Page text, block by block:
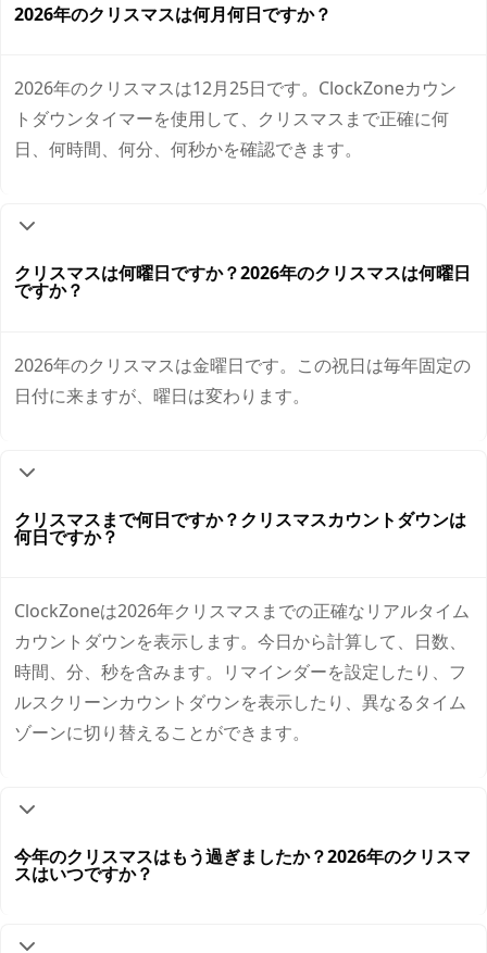
2026年のクリスマスは何月何日ですか？
2026年のクリスマスは12月25日です。ClockZoneカウン
トダウンタイマーを使用して、クリスマスまで正確に何
日、何時間、何分、何秒かを確認できます。
クリスマスは何曜日ですか？2026年のクリスマスは何曜日
ですか？
2026年のクリスマスは金曜日です。この祝日は毎年固定の
日付に来ますが、曜日は変わります。
クリスマスまで何日ですか？クリスマスカウントダウンは
何日ですか？
ClockZoneは2026年クリスマスまでの正確なリアルタイム
カウントダウンを表示します。今日から計算して、日数、
時間、分、秒を含みます。リマインダーを設定したり、フ
ルスクリーンカウントダウンを表示したり、異なるタイム
ゾーンに切り替えることができます。
今年のクリスマスはもう過ぎましたか？2026年のクリスマ
スはいつですか？